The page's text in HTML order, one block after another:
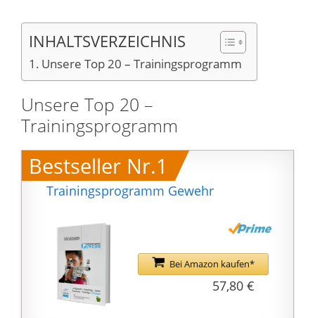
INHALTSVERZEICHNIS
Unsere Top 20 – Trainingsprogramm
Unsere Top 20 –
Trainingsprogramm
Bestseller Nr.1
Trainingsprogramm Gewehr
Bei Amazon kaufen*
57,80 €